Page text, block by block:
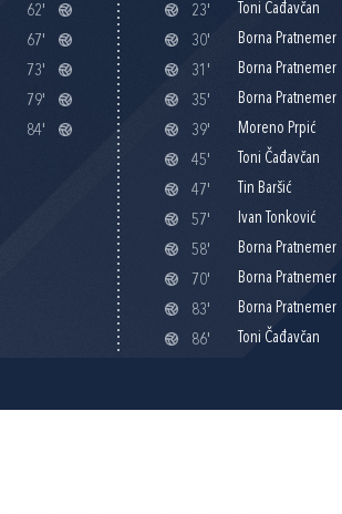
62'
67'
73'
79'
84'
23'
Toni Čađavčan
30'
Borna Pratnemer
31'
Borna Pratnemer
35'
Borna Pratnemer
39'
Moreno Prpić
45'
Toni Čađavčan
47'
Tin Baršić
57'
Ivan Tonković
58'
Borna Pratnemer
70'
Borna Pratnemer
83'
Borna Pratnemer
86'
Toni Čađavčan